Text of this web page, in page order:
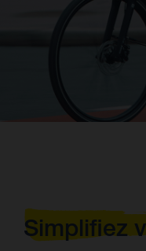
Simplifiez